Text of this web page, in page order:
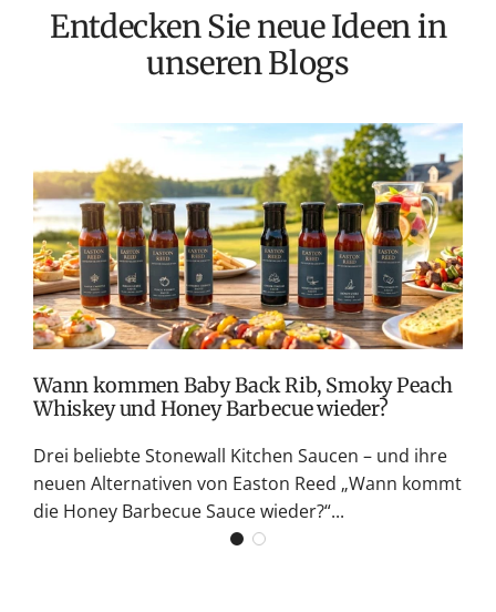
r
e
i
s
r
e
i
s
Entdecken Sie neue Ideen in
unseren Blogs
Wann kommen Baby Back Rib, Smoky Peach
Whiskey und Honey Barbecue wieder?
Drei beliebte Stonewall Kitchen Saucen – und ihre
neuen Alternativen von Easton Reed „Wann kommt
die Honey Barbecue Sauce wieder?“...